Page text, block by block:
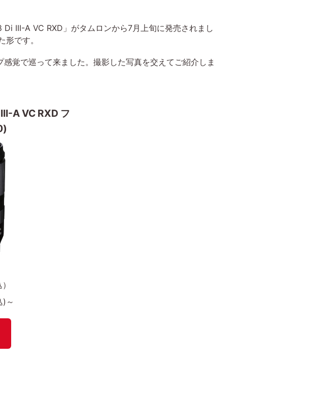
III-A VC RXD」がタムロンから7月上旬に発売されまし
です。
覚で巡って来ました。撮影した写真を交えてご紹介しま
A VC RXD フ
)～